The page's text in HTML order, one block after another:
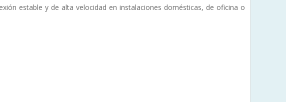
estable y de alta velocidad en instalaciones domésticas, de oficina o